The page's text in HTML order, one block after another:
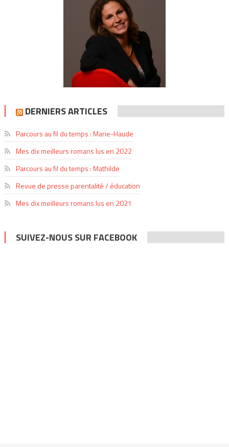
DERNIERS ARTICLES
Parcours au fil du temps : Marie-Haude
Mes dix meilleurs romans lus en 2022
Parcours au fil du temps : Mathilde
Revue de presse parentalité / éducation
Mes dix meilleurs romans lus en 2021
SUIVEZ-NOUS SUR FACEBOOK